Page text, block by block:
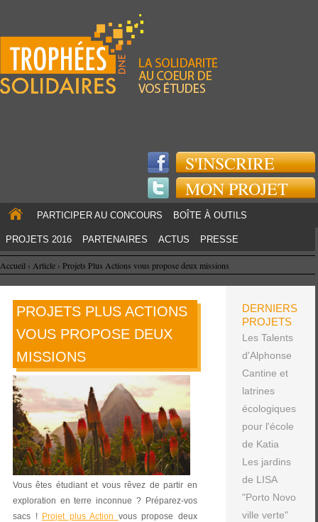
S'INSCRIRE
MON PROJET
PARTICIPER AU CONCOURS BOÎTE À OUTILS
PROJETS 2016 PARTENAIRES ACTUS PRESSE
Accueil › Article › Projets Plus Actions vous propose deux missions
PROJETS PLUS ACTIONS
VOUS PROPOSE DEUX
MISSIONS
Vous êtes étudiant et vous rêvez de partir en
exploration en terre inconnue ? Préparez-vos
sacs ! Projet plus Action vous propose deux
DERNIERS
PROJETS
Les Talents
d'Alphonse
Cantine et
latrines
écologiques
pour l'école
de Katia
Les jardins
de LISA
"Porto Novo
ville verte"